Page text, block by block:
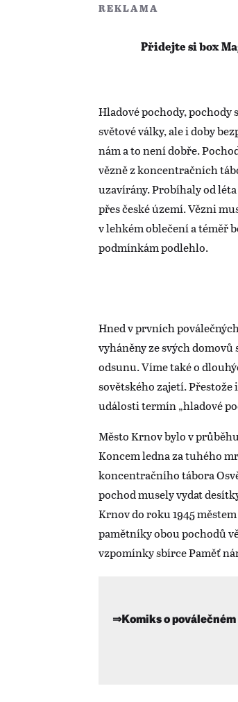
REKLAMA
Přidejte si box
Hladové pochody,
světové války, ale i doby
nám a to není dobře.
vězně z koncentračních
uzavírány. Probíhaly od
přes české území. Vězni
v lehkém oblečení a téměř
podmínkám podlehlo.
Hned v prvních
vyháněny ze svých
odsunu. Víme také o
sovětského zajetí.
události termín „hladové
Město Krnov bylo v
Koncem ledna za tuhého
koncentračního tábora
pochod musely vydat
Krnov do roku 1945
pamětníky obou pochodů
vzpomínky sbírce Paměť
⇒Komiks o